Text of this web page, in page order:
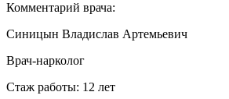
Комментарий врача:
Синицын Владислав Артемьевич
Врач-нарколог
Стаж работы: 12 лет